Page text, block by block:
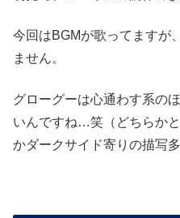
今回はBGMが歌ってますが
ません。
グローグーは心通わす系の
いんですね…笑（どちらか
かダークサイド寄りの描写多